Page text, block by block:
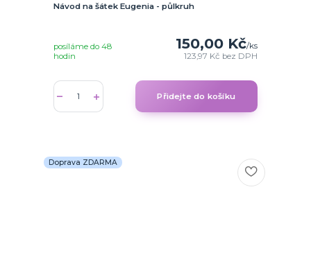
Návod na šátek Eugenia - půlkruh
150,00 Kč/ks
123,97 Kč bez DPH
posíláme do 48
hodin
Přidejte do košíku
Doprava ZDARMA